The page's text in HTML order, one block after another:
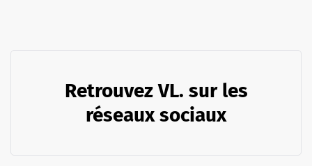
Retrouvez VL. sur les
réseaux sociaux